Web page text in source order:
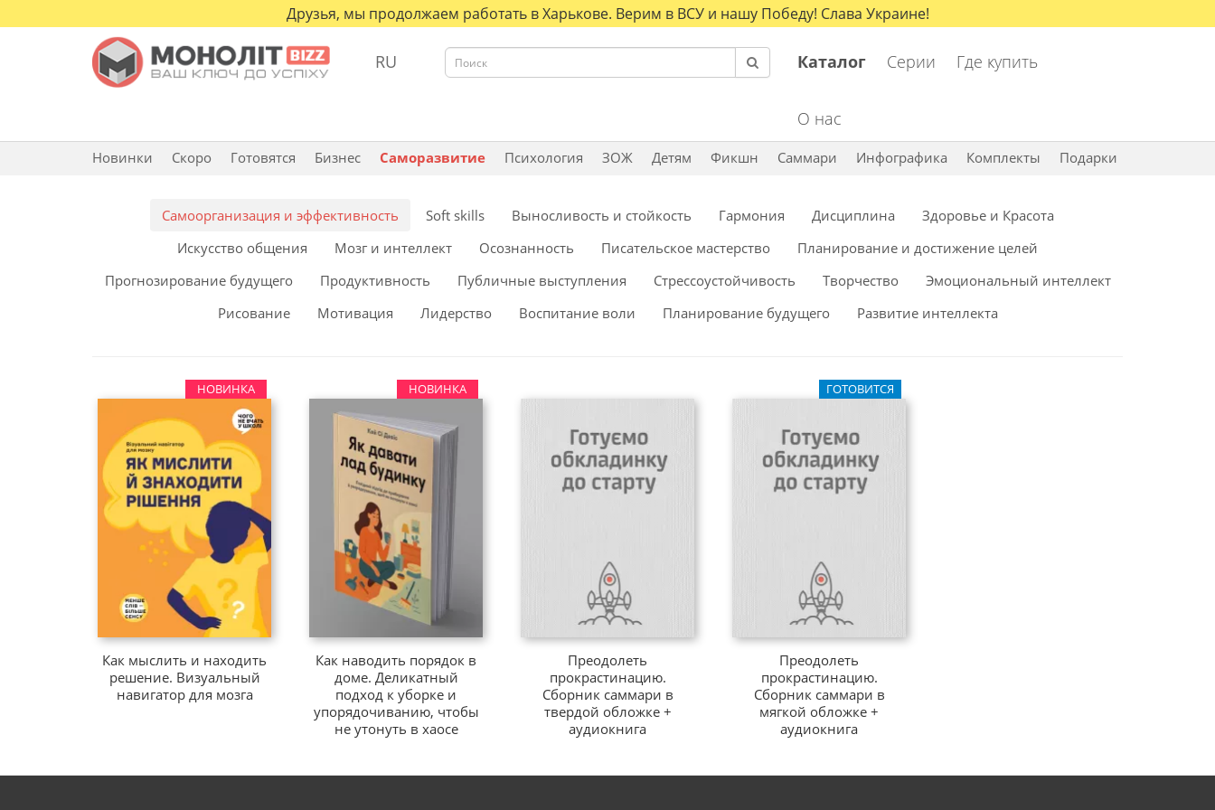
Друзья, мы продолжаем работать в Харькове. Верим в ВСУ и нашу Победу! Слава Украине!
RU Каталог Серии Где купить
О нас
Новинки Скоро Готовятся Бизнес Саморазвитие Психология ЗОЖ Детям Фикшн Саммари Инфографика Комплекты Подарки
Cамоорганизация и эффективность Soft skills Выносливость и стойкость Гармония Дисциплина
Здоровье и Красота
Искусство общения
Мозг и интеллект Осознанность Писательское мастерство
Планирование и достижение целей
Прогнозирование будущего
Продуктивность Публичные выступления Стрессоустойчивость Творчество
Эмоциональный интеллект
Рисование
Мотивация Лидерство Воспитание воли Планирование будущего Развитие интеллекта
НОВИНКА
Как мыслить и находить
решение. Визуальный
навигатор для мозга
НОВИНКА
Как наводить порядок в
доме. Деликатный
подход к уборке и
упорядочиванию, чтобы
не утонуть в хаосе
Преодолеть
прокрастинацию.
Сборник саммари в
твердой обложке +
аудиокнига
ГОТОВИТСЯ
Преодолеть
прокрастинацию.
Сборник саммари в
мягкой обложке +
аудиокнига